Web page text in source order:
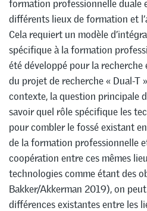
formation professionnelle duale
différents lieux de formation et
Cela requiert un modèle
spécifique à la formation
été développé pour la
du projet de recherche « Dual-T
contexte, la question principale
savoir quel rôle spécifique les
pour combler le fossé existant
de la formation professionnelle
coopération entre ces mêmes
technologies comme étant des
Bakker/Akkerman 2019), on
différences existantes entre les